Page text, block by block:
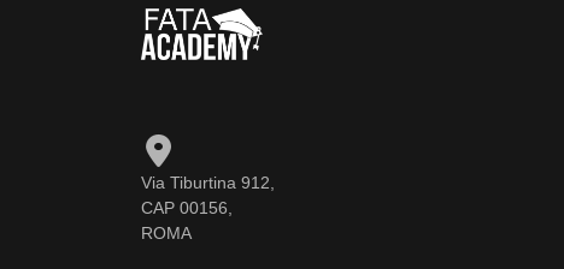
Via Tiburtina 912,
CAP 00156,
ROMA